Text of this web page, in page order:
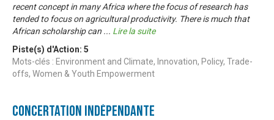
recent concept in many Africa where the focus of research has
tended to focus on agricultural productivity. There is much that
African scholarship can ... Lire la suite
Piste(s) d'Action: 5
Mots-clés : Environment and Climate, Innovation, Policy, Trade-
offs, Women & Youth Empowerment
Concertation Indépendante